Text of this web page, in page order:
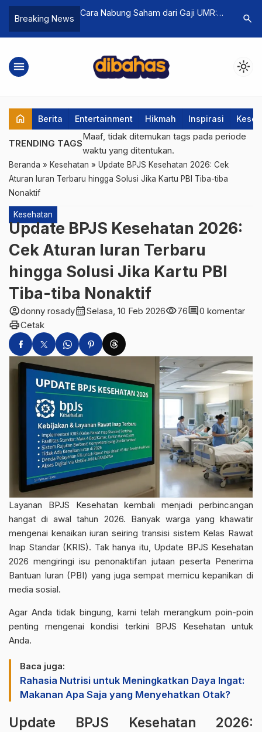
Breaking News
Cara Nabung Saham dari Gaji UMR:
Strategi Membangun Aset Modal
Kecil
Nonton Bioskop di
Belinya
search
menu light_mode
home Berita Entertainment Hikmah Inspirasi
TRENDING TAGS
Maaf, tidak ditemukan tags pada periode
waktu yang ditentukan.
Beranda » Kesehatan » Update BPJS Kesehatan 2026: Cek
Aturan Iuran Terbaru hingga Solusi Jika Kartu PBI Tiba-tiba
Nonaktif
Kesehatan
Update BPJS Kesehatan 2026:
Cek Aturan Iuran Terbaru
hingga Solusi Jika Kartu PBI
Tiba-tiba Nonaktif
account_circledonny rosadycalendar_monthSelasa, 10 Feb 2026visibility76comment0 komentar
printCetak
Layanan BPJS Kesehatan kembali menjadi perbincangan
hangat di awal tahun 2026. Banyak warga yang khawatir
mengenai kenaikan iuran seiring transisi sistem Kelas Rawat
Inap Standar (KRIS). Tak hanya itu, Update BPJS Kesehatan
2026 mengiringi isu penonaktifan jutaan peserta Penerima
Bantuan Iuran (PBI) yang juga sempat memicu kepanikan di
media sosial.
Agar Anda tidak bingung, kami telah merangkum poin-poin
penting mengenai kondisi terkini BPJS Kesehatan untuk
Anda.
Baca juga:
Rahasia Nutrisi untuk Meningkatkan Daya Ingat:
Makanan Apa Saja yang Menyehatkan Otak?
Update BPJS Kesehatan 2026: